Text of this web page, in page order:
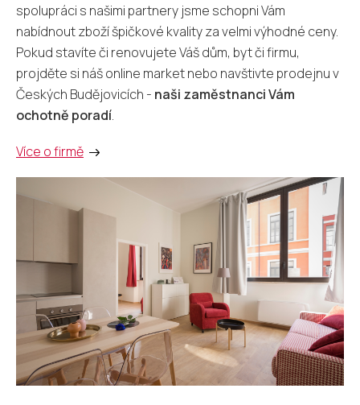
spolupráci s našimi partnery jsme schopni Vám
nabídnout zboží špičkové kvality za velmi výhodné ceny.
Pokud stavíte či renovujete Váš dům, byt či firmu,
projděte si náš online market nebo navštivte prodejnu v
Českých Budějovicích - naši zaměstnanci Vám
ochotně poradí.
Více o firmě